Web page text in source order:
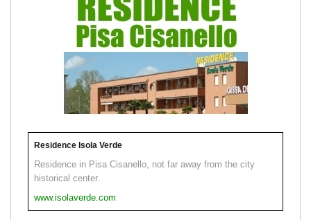
Residence Isola Verde
Residence in Pisa Cisanello, not far away from the city
historical center.
www.isolaverde.com